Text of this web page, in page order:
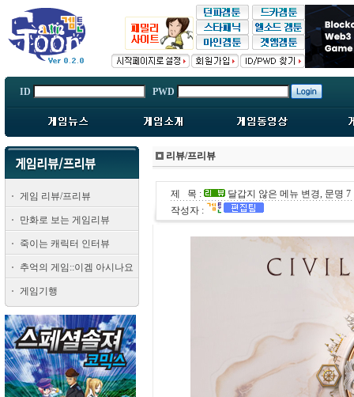
ID PWD
게임 리뷰/프리뷰
만화로 보는 게임리뷰
죽이는 캐릭터 인터뷰
추억의 게임::이겜 아시나요
게임기행
리뷰/프리뷰
제 목 :
달갑지 않은 메뉴 변경, 문명 7
작성자 :